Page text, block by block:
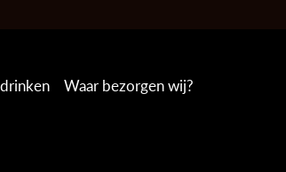
Waar bezorgen wij?